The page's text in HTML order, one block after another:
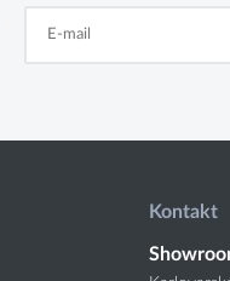
Kontakt